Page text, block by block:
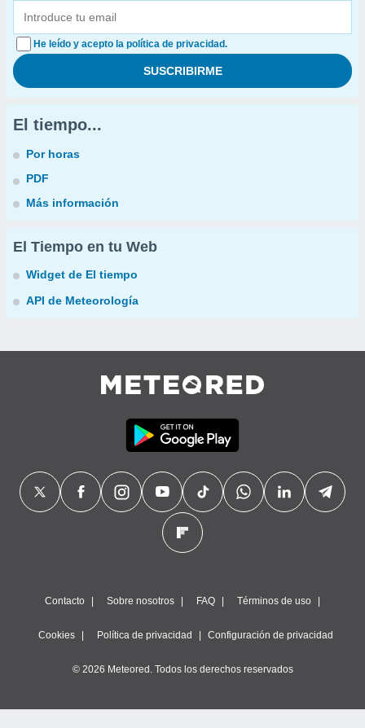
He leído y acepto la política de privacidad.
El tiempo...
Por horas
PDF
Más información
El Tiempo en tu Web
Widget de El tiempo
API de Meteorología
Contacto Sobre nosotros FAQ Términos de uso
Cookies Política de privacidad Configuración de privacidad
© 2026 Meteored. Todos los derechos reservados